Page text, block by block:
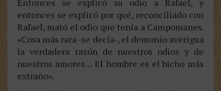
Entonces se explicó su odio a Rafael, y
entonces se explicó por qué, reconciliado con
Rafael, mató el odio que tenía a Campomanes.
«Cosa más rara -se decía-, el demonio averigua
la verdadera razón de nuestros odios y de
nuestros amores… El hombre es el bicho más
extraño».